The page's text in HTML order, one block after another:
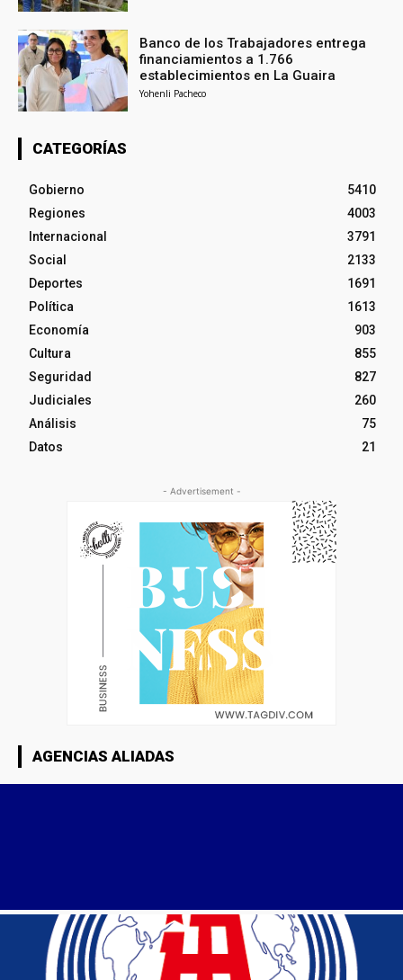
Banco de los Trabajadores entrega
financiamientos a 1.766
establecimientos en La Guaira
Yohenli Pacheco
CATEGORÍAS
Gobierno
5410
Regiones
4003
Internacional
3791
Social
2133
Deportes
1691
Política
1613
Economía
903
Cultura
855
Seguridad
827
Judiciales
260
Análisis
75
Datos
21
- Advertisement -
AGENCIAS ALIADAS